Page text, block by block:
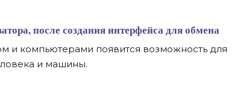
после создания интерфейса для обмена
и компьютерами появится возможность для
и машины.